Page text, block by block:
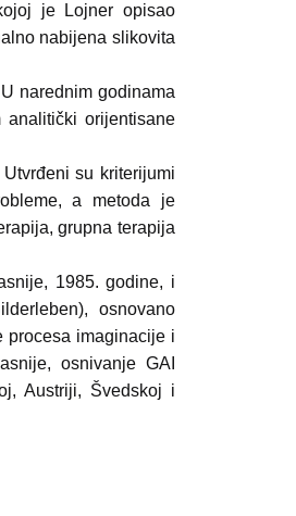
je Lojner opisao
nabijena slikovita
narednim godinama
orijentisane
su kriterijumi
a metoda je
grupna terapija
1985. godine, i
osnovano
procesa imaginacije i
osnivanje GAI
Austriji, Švedskoj i